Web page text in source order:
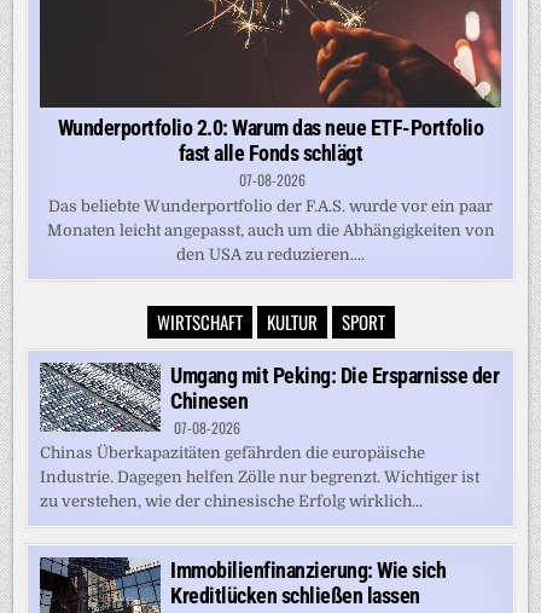
Wunderportfolio 2.0: Warum das neue ETF-Portfolio
fast alle Fonds schlägt
07-08-2026
Das beliebte Wunderportfolio der F.A.S. wurde vor ein paar
Monaten leicht angepasst, auch um die Abhängigkeiten von
den USA zu reduzieren....
WIRTSCHAFT KULTUR SPORT
Umgang mit Peking: Die Ersparnisse der
Chinesen
07-08-2026
Chinas Überkapazitäten gefährden die europäische
Industrie. Dagegen helfen Zölle nur begrenzt. Wichtiger ist
zu verstehen, wie der chinesische Erfolg wirklich...
Immobilienfinanzierung: Wie sich
Kreditlücken schließen lassen